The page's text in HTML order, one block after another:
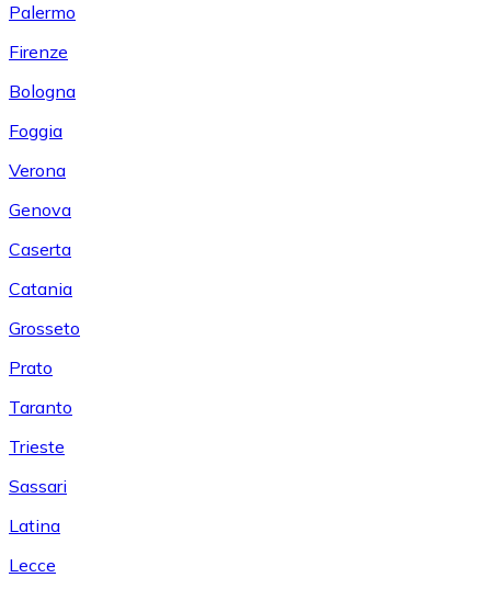
Palermo
Firenze
Bologna
Foggia
Verona
Genova
Caserta
Catania
Grosseto
Prato
Taranto
Trieste
Sassari
Latina
Lecce